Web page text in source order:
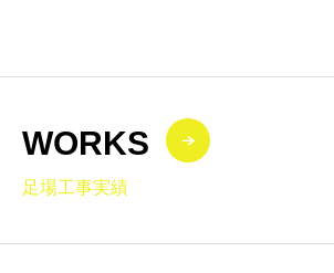
WORKS
足場工事実績